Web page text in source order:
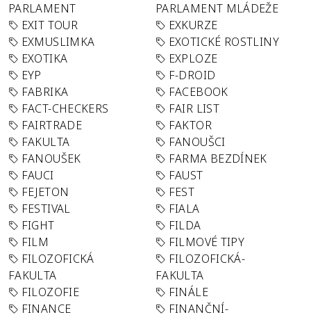
PARLAMENT
PARLAMENT MLÁDEŽE
EXIT TOUR
EXKURZE
EXMUSLIMKA
EXOTICKÉ ROSTLINY
EXOTIKA
EXPLOZE
EYP
F-DROID
FABRIKA
FACEBOOK
FACT-CHECKERS
FAIR LIST
FAIRTRADE
FAKTOR
FAKULTA
FANOUŠCI
FANOUŠEK
FARMA BEZDÍNEK
FAUCI
FAUST
FEJETON
FEST
FESTIVAL
FIALA
FIGHT
FILDA
FILM
FILMOVÉ TIPY
FILOZOFICKÁ
FAKULTA
FILOZOFICKÁ-
FAKULTA
FILOZOFIE
FINÁLE
FINANCE
FINANČNÍ-